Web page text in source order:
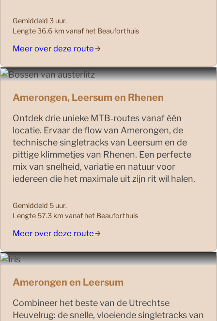
Gemiddeld 3 uur.
Lengte 36.6 km vanaf het Beauforthuis
Meer over deze route
Amerongen, Leersum en Rhenen
Ontdek drie unieke MTB‑routes vanaf één
locatie. Ervaar de flow van Amerongen, de
technische singletracks van Leersum en de
pittige klimmetjes van Rhenen. Een perfecte
mix van snelheid, variatie en natuur voor
iedereen die het maximale uit zijn rit wil halen.
Gemiddeld 5 uur.
Lengte 57.3 km vanaf het Beauforthuis
Meer over deze route
Amerongen en Leersum
Combineer het beste van de Utrechtse
Heuvelrug: de snelle, vloeiende singletracks van